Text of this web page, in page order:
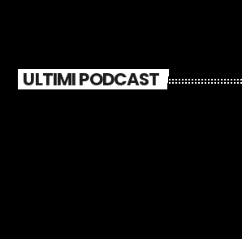
ULTIMI PODCAST